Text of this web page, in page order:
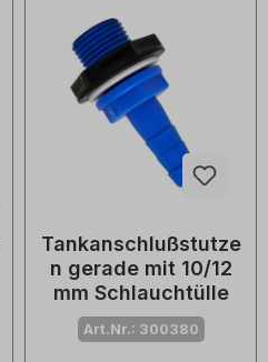
Tankanschlußstutze
n gerade mit 10/12
mm Schlauchtülle
Art.Nr.: 300380